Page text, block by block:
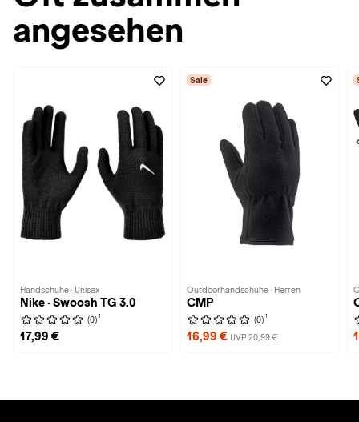
angesehen
Handschuhe · Unisex
Nike · Swoosh TG 3.0
(0) 1
17,99 €
Sale
Outdoorhandschuhe · Herren
CMP
(0) 1
16,99 € UVP 20,99 €